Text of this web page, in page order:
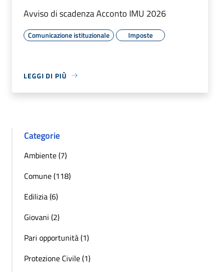
Avviso di scadenza Acconto IMU 2026
Comunicazione istituzionale Imposte
LEGGI DI PIÙ
Categorie
Ambiente (7)
Comune (118)
Edilizia (6)
Giovani (2)
Pari opportunità (1)
Protezione Civile (1)